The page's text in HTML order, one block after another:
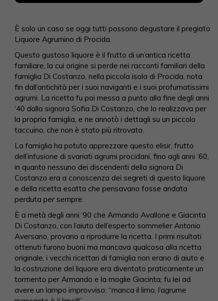
È solo un caso se oggi tutti possono degustare il pregiato
Liquore Agrumino di Procida.
Questo gustoso liquore è il frutto di un’antica ricetta
familiare, la cui origine si perde nei racconti familiari della
famiglia Di Costanzo, nella piccola isola di Procida, nota
fin dall’antichità per i suoi naviganti e i suoi profumatissimi
agrumi. La ricetta fu poi messa a punto alla fine degli anni
‘40 dalla signora Sofia Di Costanzo, che lo realizzava per
la propria famiglia, e ne annotò i dettagli su un piccolo
taccuino, che non è stato più ritrovato.
La famiglia ha potuto apprezzare questo elisir, frutto
dell’infusione di svariati agrumi procidani, fino agli anni ‘60,
in quanto nessuno dei discendenti della signora Di
Costanzo era a conoscenza dei segreti di questo liquore
e della ricetta esatta che pensavano fosse andata
perduta per sempre.
È a metà degli anni ‘90 che Armando Avallone e Giacinta
Di Costanzo, con l’aiuto dell’esperto sommelier Antonio
Aversano, provano a riprodurre la ricetta. I primi risultati
ottenuti furono buoni ma mancava qualcosa alla ricetta
originale, i vecchi ricettari di famiglia non erano di aiuto e
la costruzione del liquore era diventato praticamente un
tormento per Armando e la moglie Giacinta; fu lei ad
avere un lampo improvviso: “manca il limo, l’agrume